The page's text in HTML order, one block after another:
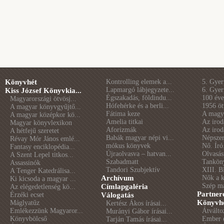
Könyvhét
Kiss József Könyvkia...
Magyarországi ötvösj...
A magyar könyvgyűjtő...
A magyar középkor kö...
Magyar könyvlexikon
A hétfejű szeretet
Révay Mór János emlé...
Fantasy enciklopédia...
A Szent Lepel titkos...
Assassinók
A Tenger Katedrálisa...
Ki kicsoda a magyar ...
Az elégedetlenség kö...
Érzéki ecset
Máglyatűz
Emlékezzünk Magyaror...
Könyvbölcső
Kontrolling elemek a...
Lapmargó lábjegyzete...
Égszakadás, földindu...
Hófehérke és a berli...
Fátima keze
Amelia titkai
Aforizmák
Babák magyar népi vi...
mókus könyvek
Újraolvasva – hatvan...
Szabadmatt
Tandori Szubjektív
Archívum
Címlapgaléria
Válogatás
Kertész Ákos írásai...
Murányi Gábor írásai...
Tarján Tamás írásai...
5.
6.
100
1956
A
Az
Az
Nő.
XIII.
Nők a
Szép
Ember